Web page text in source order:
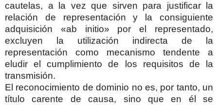
cautelas, a la vez que sirven para justificar la
relación de representación y la consiguiente
adquisición «ab initio» por el representado,
excluyen la utilización indirecta de la
representación como mecanismo tendente a
eludir el cumplimiento de los requisitos de la
transmisión.
El reconocimiento de dominio no es, por tanto, un
título carente de causa, sino que en él se